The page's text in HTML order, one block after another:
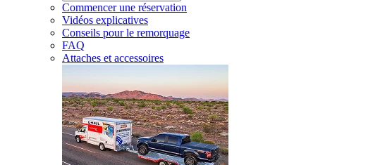
Commencer une réservation
Vidéos explicatives
Conseils pour le remorquage
FAQ
Attaches et accessoires